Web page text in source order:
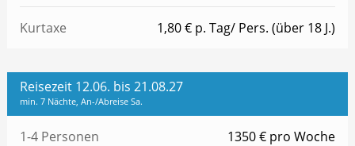
Kurtaxe 1,80 € p. Tag/ Pers. (über 18 J.)
Reisezeit 12.06. bis 21.08.27
min. 7 Nächte, An-/Abreise Sa.
1-4 Personen 1350 € pro Woche